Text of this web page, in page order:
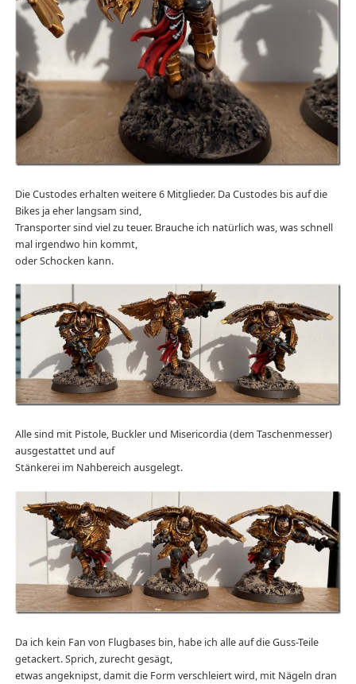
Die Custodes erhalten weitere 6 Mitglieder. Da Custodes bis auf die
Bikes ja eher langsam sind,
Transporter sind viel zu teuer. Brauche ich natürlich was, was schnell
mal irgendwo hin kommt,
oder Schocken kann.
Alle sind mit Pistole, Buckler und Misericordia (dem Taschenmesser)
ausgestattet und auf
Stänkerei im Nahbereich ausgelegt.
Da ich kein Fan von Flugbases bin, habe ich alle auf die Guss-Teile
getackert. Sprich, zurecht gesägt,
etwas angeknipst, damit die Form verschleiert wird, mit Nägeln dran